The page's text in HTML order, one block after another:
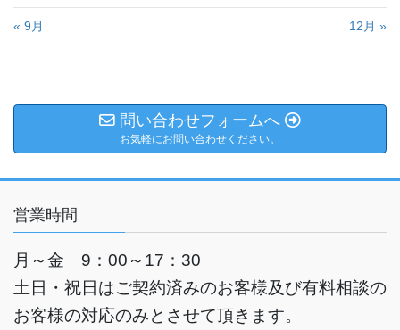
« 9月 12月 »
問い合わせフォームへ
お気軽にお問い合わせください。
営業時間
月～金 9：00～17：30
土日・祝日はご契約済みのお客様及び有料相談の
お客様の対応のみとさせて頂きます。